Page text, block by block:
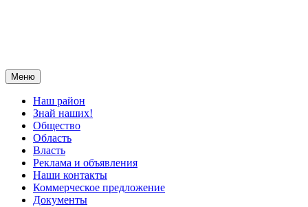
Меню
Наш район
Знай наших!
Общество
Область
Власть
Реклама и объявления
Наши контакты
Коммерческое предложение
Документы